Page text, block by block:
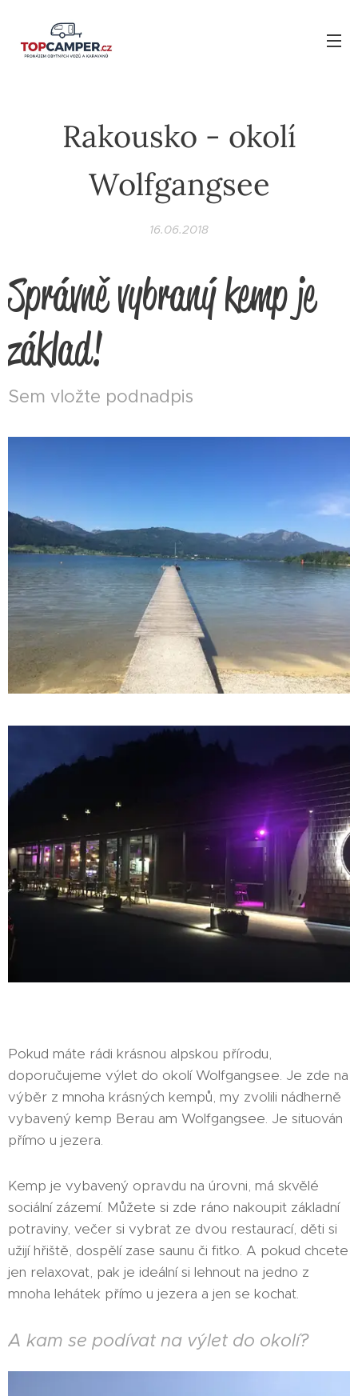
Rakousko - okolí
Wolfgangsee
16.06.2018
Správně vybraný kemp je
základ!
Sem vložte podnadpis
Pokud máte rádi krásnou alpskou přírodu,
doporučujeme výlet do okolí Wolfgangsee. Je zde na
výběr z mnoha krásných kempů, my zvolili nádherně
vybavený kemp Berau am Wolfgangsee. Je situován
přímo u jezera.
Kemp je vybavený opravdu na úrovni, má skvělé
sociální zázemí. Můžete si zde ráno nakoupit základní
potraviny, večer si vybrat ze dvou restaurací, děti si
užijí hřiště, dospělí zase saunu či fitko. A pokud chcete
jen relaxovat, pak je ideální si lehnout na jedno z
mnoha lehátek přímo u jezera a jen se kochat.
A kam se podívat na výlet do okolí?